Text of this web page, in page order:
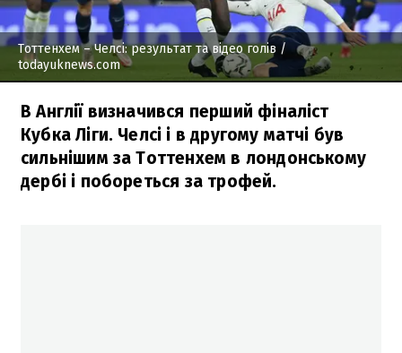
Тоттенхем – Челсі: результат та відео голів /
todayuknews.com
В Англії визначився перший фіналіст
Кубка Ліги. Челсі і в другому матчі був
сильнішим за Тоттенхем в лондонському
дербі і побореться за трофей.